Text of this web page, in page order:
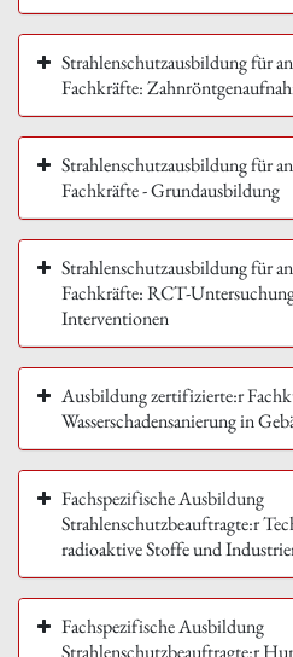
Strahlenschutzausbildung für
Fachkräfte:
Strahlenschutzausbildung für
Fachkräfte - Grundausbildung
Strahlenschutzausbildung für
Fachkräfte: RCT-
Interventionen
Ausbildung zertifizierte:r
Wasserschadensanierung in
Fachspezifische Ausbildung
Strahlenschutzbeauftragte:r
radioaktive Stoffe und
Fachspezifische Ausbildung